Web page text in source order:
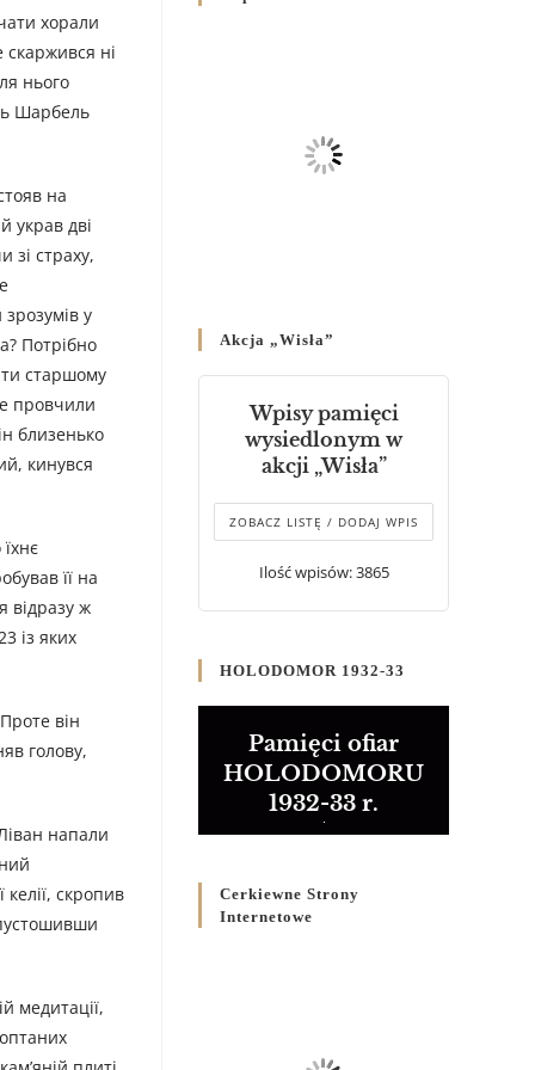
хорали
скаржився ні
нього
Шарбель
на
украв дві
зі страху,
у
Потрібно
старшому
провчили
близенько
кинувся
її на
відразу ж
із яких
він
голову,
напали
скропив
медитації,
Родин
Справ Молоді та встановленя
складу Катихитичної Комісії
днях 2-12 липня 2024 р.”
Декрет єпископів
Перемисько-Варшавської
Митрополії стосовно
звершування Божественної
літургії
Булла проголошення
Розпорядження
Преосвященнішого Владики
Кир Володимира Р. Ющака
про вживання друкованих
книг на публічних
богослужіннях
Akcja „Wisła”
Wpisy pamięci
wysiedlonym w
akcji „Wisła”
ZOBACZ LISTĘ / DODAJ WPIS
Ilość wpisów: 3865
HOLODOMOR 1932-33
Pamięci ofiar
HOLODOMORU
1932-33 r.
Cerkiewne Strony
Internetowe